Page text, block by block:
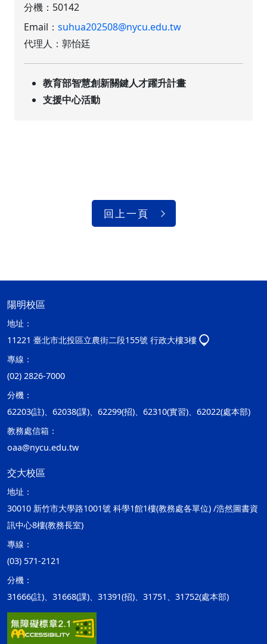
分機：50142
Email：suhua202508@nycu.edu.tw
代理人：郭怡廷
教育部智慧創新關鍵人才躍升計畫
支援中心活動
回上一頁
陽明校區
地址：
11221 臺北市北投區立農街二段155號 行政大樓3樓
專線：
(02) 2826-7000
分機：
62203(註)、62038(課)、62299(招)、62310(實習)、62022(處本部)
教務處信箱：
oaa@nycu.edu.tw
交大校區
地址：
30010 新竹市大學路1001號 科學1館1樓(教務處各單位) /浩然圖書資
訊中心8樓(教務長室)
專線：
(03) 571-2121
分機：
31666(註)、31668(課)、31391(招)、31751、31752(處本部)